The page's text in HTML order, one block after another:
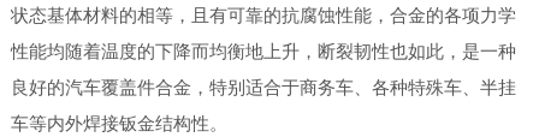
状态基体材料的相等，且有可靠的抗腐蚀性能，合金的各项力学
性能均随着温度的下降而均衡地上升，断裂韧性也如此，是一种
良好的汽车覆盖件合金，特别适合于商务车、各种特殊车、半挂
车等内外焊接钣金结构性。